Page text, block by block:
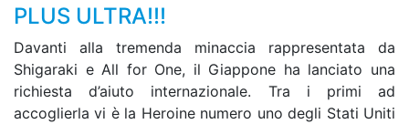
PLUS ULTRA!!!
Davanti alla tremenda minaccia rappresentata da
Shigaraki e All for One, il Giappone ha lanciato una
richiesta d’aiuto internazionale. Tra i primi ad
accoglierla vi è la Heroine numero uno degli Stati Uniti